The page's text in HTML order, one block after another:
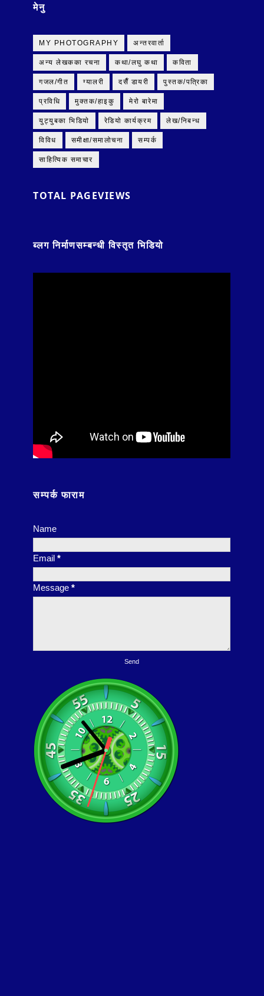
मेनु
MY PHOTOGRAPHY अन्तरवार्ता
अन्य लेखकका रचना कथा/लघु कथा कविता
गजल/गीत ग्यालरी दसैँ डायरी पुस्तक/पत्रिका
प्रविधि मुक्तक/हाइकु मेराे बारेमा
युट्युबका भिडियाे रेडियो कार्यक्रम लेख/निबन्ध
विविध समीक्षा/समालोचना सम्पर्क
साहित्यिक समाचार
TOTAL PAGEVIEWS
ब्लग निर्माणसम्बन्धी विस्तृत भिडियो
सम्पर्क फाराम
Name
Email*
Message*